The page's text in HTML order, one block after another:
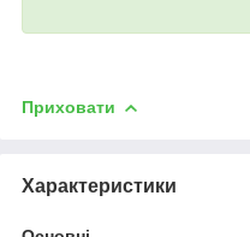
Приховати
Характеристики